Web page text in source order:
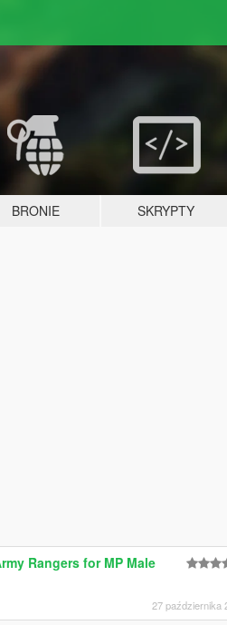
BRONIE SKRYPTY
Rangers for MP Male
27 października